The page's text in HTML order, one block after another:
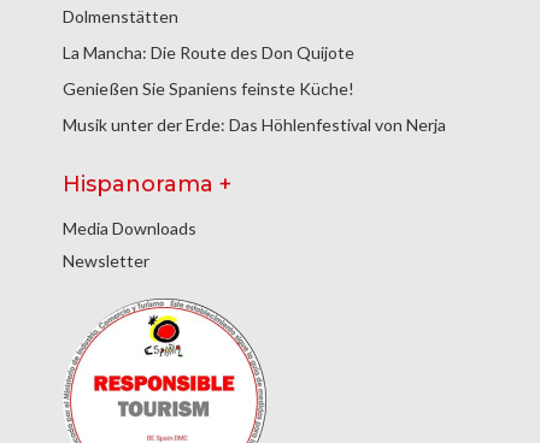
Dolmenstätten
La Mancha: Die Route des Don Quijote
Genießen Sie Spaniens feinste Küche!
Musik unter der Erde: Das Höhlenfestival von Nerja
Hispanorama +
Media Downloads
Newsletter